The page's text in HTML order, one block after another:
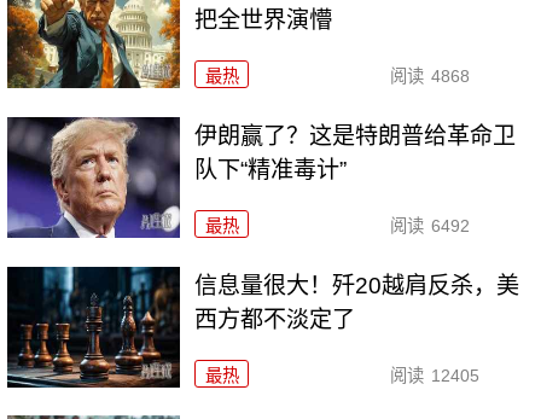
把全世界演懵
最热 阅读 4868
伊朗赢了？这是特朗普给革命卫
队下“精准毒计”
最热 阅读 6492
信息量很大！歼20越肩反杀，美
西方都不淡定了
最热 阅读 12405